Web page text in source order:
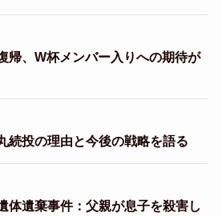
帰、W杯メンバー入りへの期待が
続投の理由と今後の戦略を語る
体遺棄事件：父親が息子を殺害し